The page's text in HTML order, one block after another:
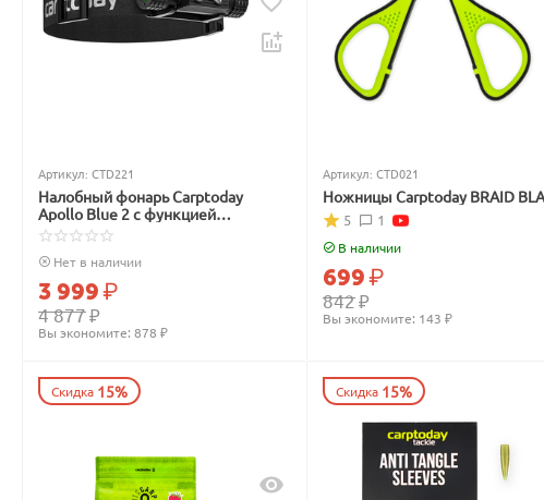
Артикул: CTD221
Налобный фонарь Carptoday
Apollo Blue 2 с функцией
подсвечивания лески синим
светом
Нет в наличии
4 877₽
3 999₽
Вы экономите: 878 ₽
Артикул: CTD021
Ножницы Carptoday BRAID
1
5
В наличии
842₽
699₽
Вы экономите: 143 ₽
Скидка 15% Скидка 15%